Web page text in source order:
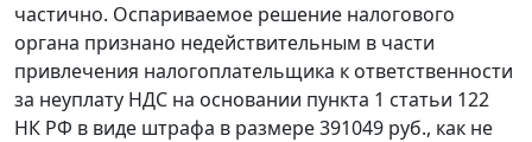
частично. Оспариваемое решение налогового
органа признано недействительным в части
привлечения налогоплательщика к ответственности
за неуплату НДС на основании пункта 1 статьи 122
НК РФ в виде штрафа в размере 391049 руб., как не